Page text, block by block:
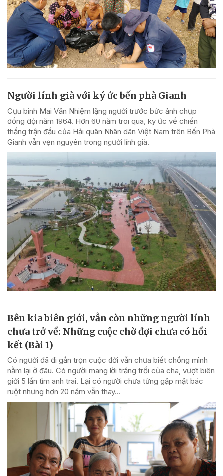
Người lính già với ký ức bến phà Gianh
Cựu binh Mai Văn Nhiệm lặng người trước bức ảnh chụp
đồng đội năm 1964. Hơn 60 năm trôi qua, ký ức về chiến
thắng trận đầu của Hải quân Nhân dân Việt Nam trên Bến Phà
Gianh vẫn vẹn nguyên trong người lính già.
Bên kia biên giới, vẫn còn những người lính
chưa trở về: Những cuộc chờ đợi chưa có hồi
kết (Bài 1)
Có người đã đi gần trọn cuộc đời vẫn chưa biết chồng mình
nằm lại ở đâu. Có người mang lời trăng trối của cha, vượt biên
giới 5 lần tìm anh trai. Lại có người chưa từng gặp mặt bác
ruột nhưng hơn 20 năm vẫn thay...